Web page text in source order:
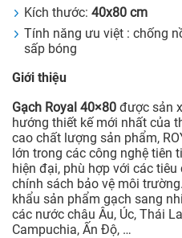
Kích thước: 40x80 cm
Tính năng ưu việt : chống
sấp bóng
Giới thiệu
Gạch Royal 40×80 được sản
hướng thiết kế mới nhất của
cao chất lượng sản phẩm,
lớn trong các công nghệ tiên
hiện đại, phù hợp với các
chính sách bảo vệ môi
khẩu sản phẩm gạch sang
các nước châu Âu, Úc, Thái
Campuchia, Ấn Độ, …